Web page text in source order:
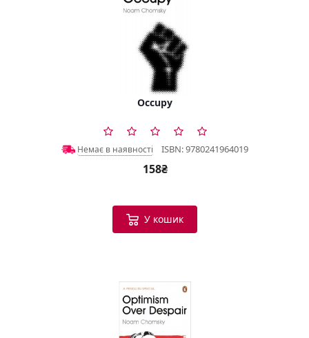
Occupy
Немає в наявності ISBN: 9780241964019
158₴
У кошик